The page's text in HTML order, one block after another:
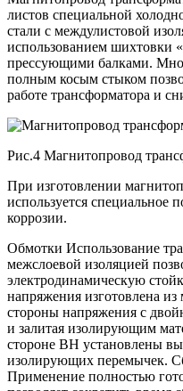
листов специальной
стали с междулистовой
использованием шихтовки
прессующими балками.
полным косым стыком
работе трансформатора и
Рис.4 Магнитопровод
При изготовлении
используется специальное
коррозии.
Обмотки Использование
межслоевой изоляцией
электродинамическую
напряжения изготовлена
стороны напряжения с
и залитая изолирующим
стороне ВН установлены
изолирующих перемычек.
Применение полностью